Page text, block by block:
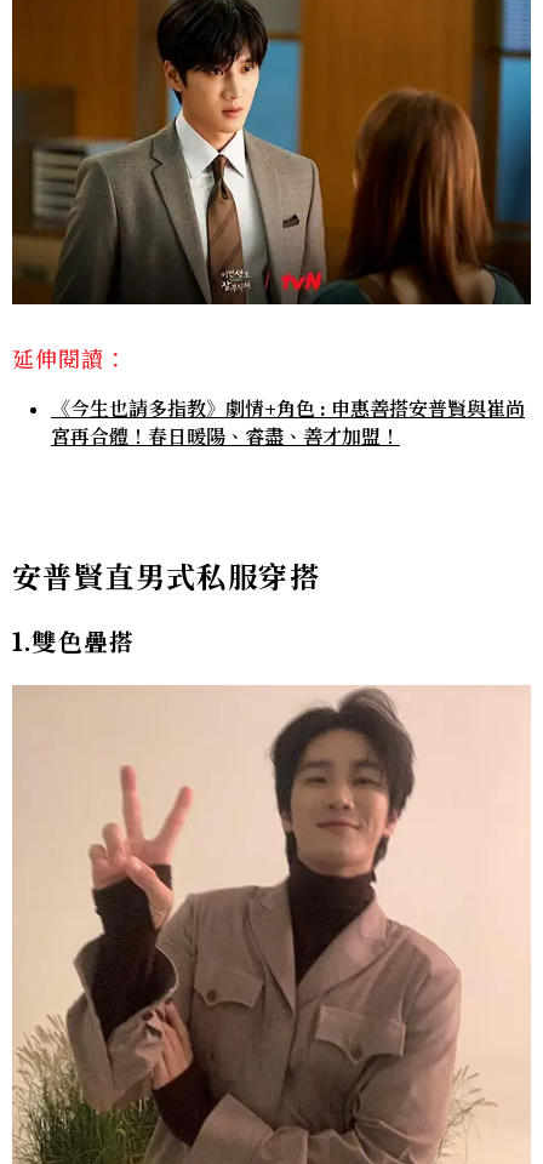
延伸閱讀：
《今生也請多指教》劇情+角色 : 申惠善搭安普賢與崔尚
宮再合體！春日暖陽、睿盡、善才加盟！
安普賢直男式私服穿搭
1.雙色疊搭